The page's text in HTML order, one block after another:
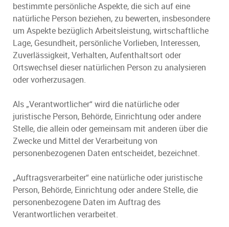
bestimmte persönliche Aspekte, die sich auf eine
natürliche Person beziehen, zu bewerten, insbesondere
um Aspekte bezüglich Arbeitsleistung, wirtschaftliche
Lage, Gesundheit, persönliche Vorlieben, Interessen,
Zuverlässigkeit, Verhalten, Aufenthaltsort oder
Ortswechsel dieser natürlichen Person zu analysieren
oder vorherzusagen.
Als „Verantwortlicher“ wird die natürliche oder
juristische Person, Behörde, Einrichtung oder andere
Stelle, die allein oder gemeinsam mit anderen über die
Zwecke und Mittel der Verarbeitung von
personenbezogenen Daten entscheidet, bezeichnet.
„Auftragsverarbeiter“ eine natürliche oder juristische
Person, Behörde, Einrichtung oder andere Stelle, die
personenbezogene Daten im Auftrag des
Verantwortlichen verarbeitet.